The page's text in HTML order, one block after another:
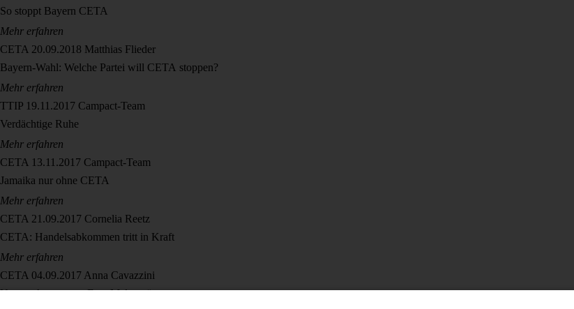
So stoppt Bayern CETA
Mehr erfahren
CETA 20.09.2018 Matthias Flieder
Bayern-Wahl: Welche Partei will CETA stoppen?
Mehr erfahren
TTIP 19.11.2017 Campact-Team
Verdächtige Ruhe
Mehr erfahren
CETA 13.11.2017 Campact-Team
Jamaika nur ohne CETA
Mehr erfahren
CETA 21.09.2017 Cornelia Reetz
CETA: Handelsabkommen tritt in Kraft
Mehr erfahren
CETA 04.09.2017 Anna Cavazzini
Unsere Antwort an Frau Malmström